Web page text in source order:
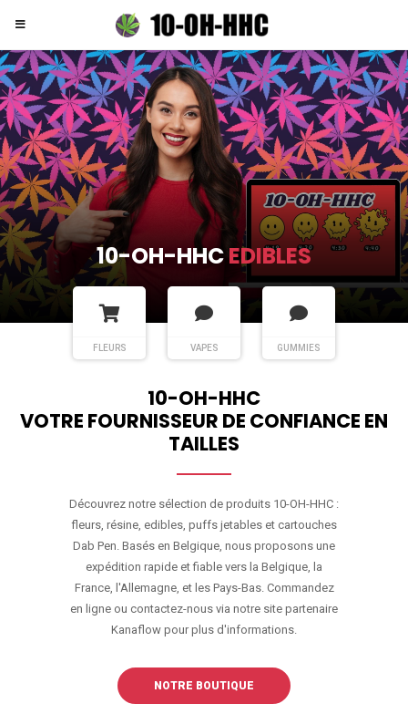
10-OH-HHCEDIBLES
FLEURS VAPES GUMMIES
10-OH-HHC
VOTRE FOURNISSEUR DE CONFIANCE EN
TAILLES
Découvrez notre sélection de produits 10-OH-HHC :
fleurs, résine, edibles, puffs jetables et cartouches
Dab Pen. Basés en Belgique, nous proposons une
expédition rapide et fiable vers la Belgique, la
France, l'Allemagne, et les Pays-Bas. Commandez
en ligne ou contactez-nous via notre site partenaire
Kanaflow pour plus d'informations.
NOTRE BOUTIQUE